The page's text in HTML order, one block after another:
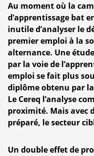
Au moment où la
d’apprentissage bat
inutile d’analyser le
premier emploi à la
alternance. Une
par la voie de
emploi se fait plus
diplôme obtenu par
Le Cereq l’analyse
proximité. Mais avec
préparé, le secteur
Un double effet de